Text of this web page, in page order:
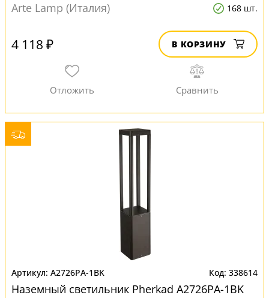
Arte Lamp (Италия) 168 шт.
4 118 ₽ В КОРЗИНУ
A2726PA-1BK 338614
Наземный светильник Pherkad A2726PA-1BK